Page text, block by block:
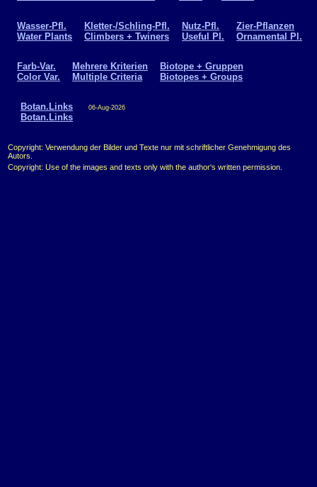
Wasser-Pfl.
Water Plants
Kletter-/Schling-Pfl.
Climbers + Twiners
Nutz-Pfl.
Useful Pl.
Zier-Pflanzen
Ornamental Pl.
Farb-Var.
Color Var.
Mehrere Kriterien
Multiple Criteria
Biotope + Gruppen
Biotopes + Groups
Botan.Links
Botan.Links
06-Aug-2026
Copyright: Verwendung der Bilder und Texte nur mit schriftlicher Genehmigung des
Autors.
Copyright: Use of the images and texts only with the author's written permission.